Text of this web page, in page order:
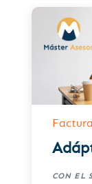
CON EL